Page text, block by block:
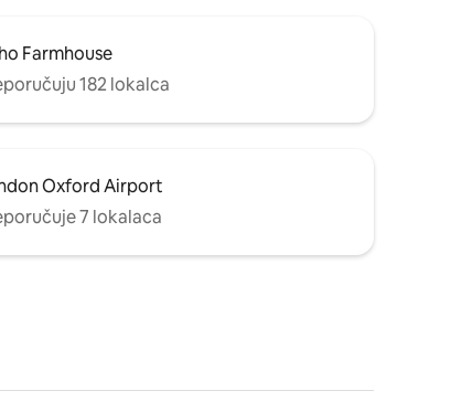
Farmhouse
182 lokalca
Oxford Airport
7 lokalaca